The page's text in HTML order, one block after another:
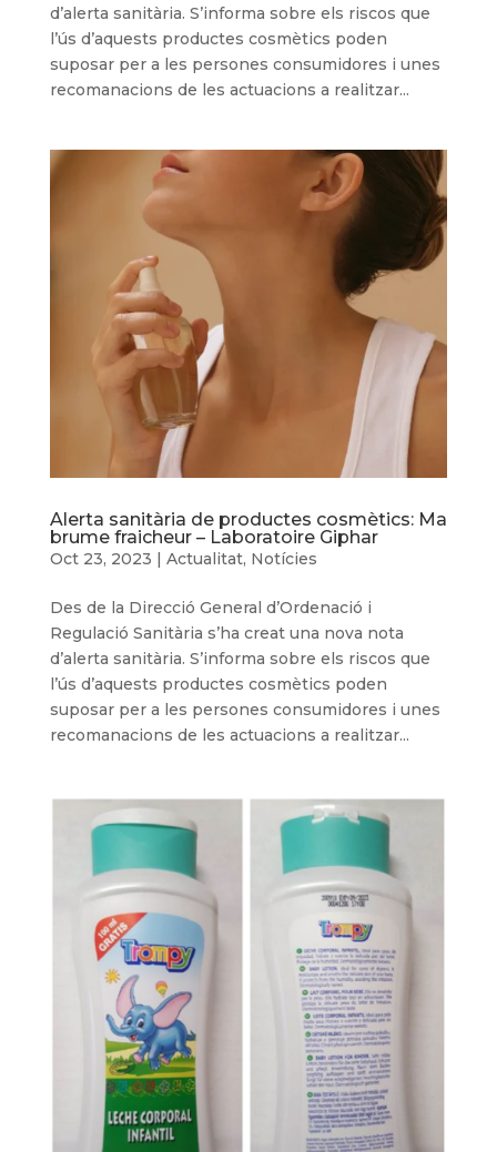
d’alerta sanitària. S’informa sobre els riscos que
l’ús d’aquests productes cosmètics poden
suposar per a les persones consumidores i unes
recomanacions de les actuacions a realitzar...
Alerta sanitària de productes cosmètics: Ma
brume fraicheur – Laboratoire Giphar
Oct 23, 2023 | Actualitat, Notícies
Des de la Direcció General d’Ordenació i
Regulació Sanitària s’ha creat una nova nota
d’alerta sanitària. S’informa sobre els riscos que
l’ús d’aquests productes cosmètics poden
suposar per a les persones consumidores i unes
recomanacions de les actuacions a realitzar...